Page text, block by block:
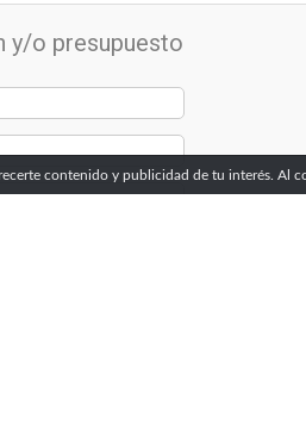
y/o presupuesto
contenido y publicidad de tu interés. Al